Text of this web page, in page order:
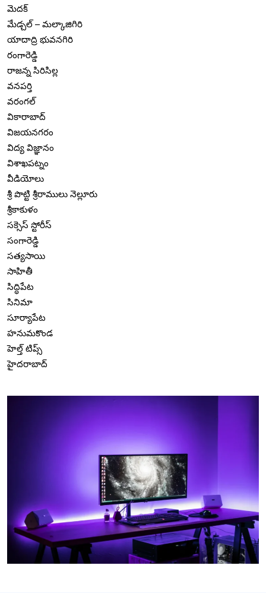
మెదక్
మేడ్చల్ – మల్కాజిగిరి
యాదాద్రి భువనగిరి
రంగారెడ్డి
రాజన్న సిరిసిల్ల
వనపర్తి
వరంగల్
వికారాబాద్
విజయనగరం
విద్య విజ్ఞానం
విశాఖపట్నం
వీడియోలు
శ్రీ పొట్టి శ్రీరాములు నెల్లూరు
శ్రీకాకుళం
సక్సెస్ స్టోరీస్
సంగారెడ్డి
సత్యసాయి
సాహితీ
సిద్ధిపేట
సినిమా
సూర్యాపేట
హనుమకొండ
హెల్త్ టిప్స్
హైదరాబాద్